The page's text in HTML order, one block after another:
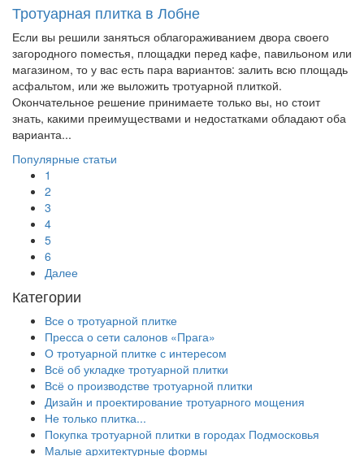
Тротуарная плитка в Лобне
Если вы решили заняться облагораживанием двора своего
загородного поместья, площадки перед кафе, павильоном или
магазином, то у вас есть пара вариантов: залить всю площадь
асфальтом, или же выложить тротуарной плиткой.
Окончательное решение принимаете только вы, но стоит
знать, какими преимуществами и недостатками обладают оба
варианта...
Популярные статьи
1
2
3
4
5
6
Далее
Категории
Все о тротуарной плитке
Пресса о сети салонов «Прага»
О тротуарной плитке с интересом
Всё об укладке тротуарной плитки
Всё о производстве тротуарной плитки
Дизайн и проектирование тротуарного мощения
Не только плитка...
Покупка тротуарной плитки в городах Подмосковья
Малые архитектурные формы